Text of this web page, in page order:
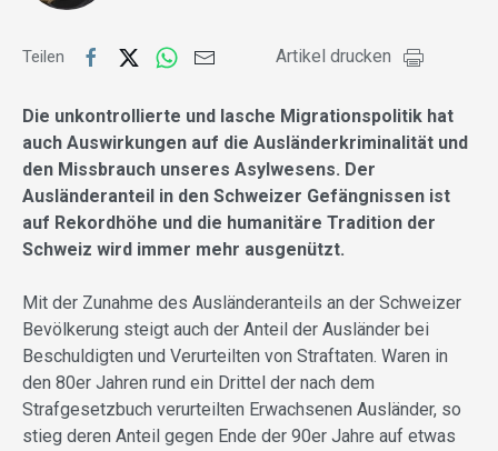
Teilen Artikel drucken
Die unkontrollierte und lasche Migrationspolitik hat
auch Auswirkungen auf die Ausländerkriminalität und
den Missbrauch unseres Asylwesens. Der
Ausländeranteil in den Schweizer Gefängnissen ist
auf Rekordhöhe und die humanitäre Tradition der
Schweiz wird immer mehr ausgenützt.
Mit der Zunahme des Ausländeranteils an der Schweizer
Bevölkerung steigt auch der Anteil der Ausländer bei
Beschuldigten und Verurteilten von Straftaten. Waren in
den 80er Jahren rund ein Drittel der nach dem
Strafgesetzbuch verurteilten Erwachsenen Ausländer, so
stieg deren Anteil gegen Ende der 90er Jahre auf etwas